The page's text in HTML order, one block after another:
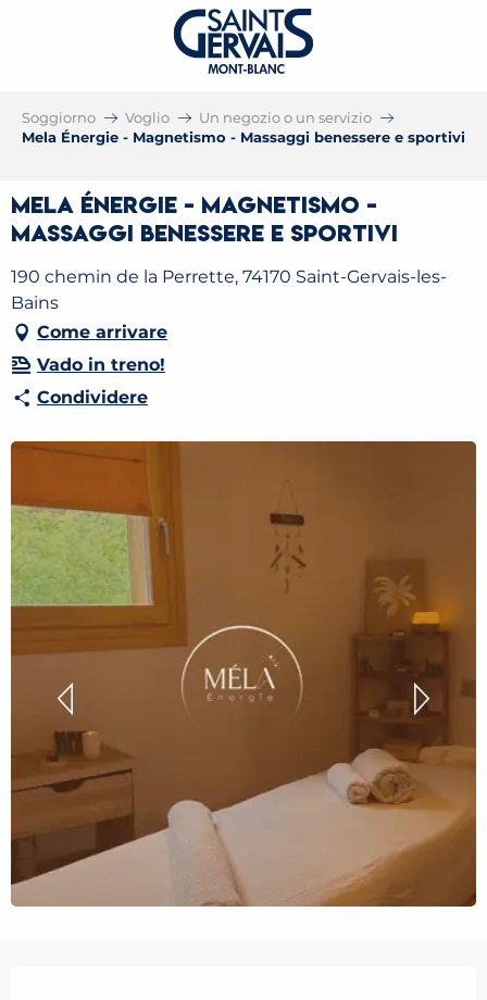
Soggiorno Voglio
Un negozio o un servizio
Mela Énergie - Magnetismo - Massaggi benessere e sportivi
Mela Énergie - Magnetismo -
Massaggi benessere e sportivi
190 chemin de la Perrette, 74170 Saint-Gervais-les-
Bains
Come arrivare
Vado in treno!
Condividere